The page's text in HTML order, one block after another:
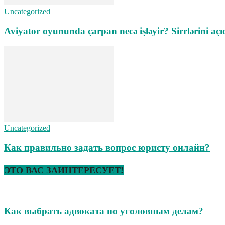
Uncategorized
Aviyator oyununda çarpan necə işləyir? Sirrlərini
Uncategorized
Как правильно задать вопрос юристу онлайн?
ЭТО ВАС ЗАИНТЕРЕСУЕТ!
Как выбрать адвоката по уголовным делам?